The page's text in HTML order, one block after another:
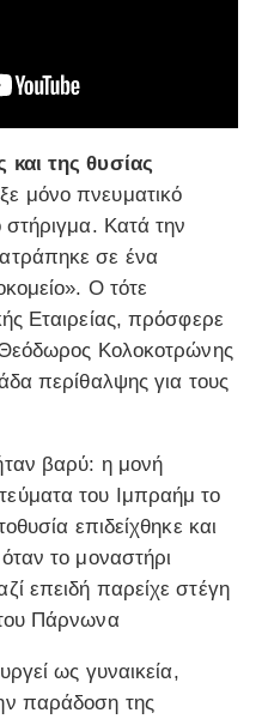
της θυσίας
μόνο πνευματικό
στήριγμα. Κατά την
σε ένα
Ο τότε
Εταιρείας, πρόσφερε
Κολοκοτρώνης
περίθαλψης για τους
βαρύ: η μονή
του Ιμπραήμ το
επιδείχθηκε και
το μοναστήρι
επειδή παρείχε στέγη
Πάρνωνα
ως γυναικεία,
παράδοση της